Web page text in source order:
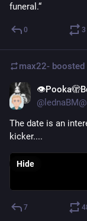
funeral.“
0 3
max22- boosted
The date is an
kicker....
Hide
7